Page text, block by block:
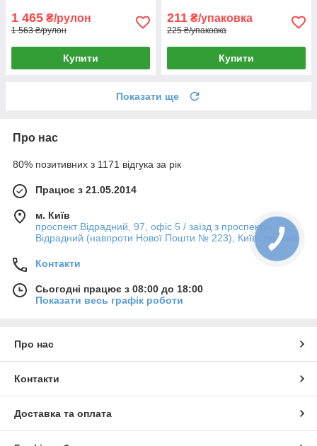
1 465 ₴/рулон
1 563 ₴/рулон
Купити
211 ₴/упаковка
225 ₴/упаковка
Купити
Показати ще
Про нас
80% позитивних з 1171 відгука за рік
Працює з 21.05.2014
м. Київ
проспект Відрадний, 97, офіс 5 / заїзд з проспекту
Відрадний (навпроти Нової Пошти № 223), Київ, Україна
Контакти
Сьогодні працює з 08:00 до 18:00
Показати весь графік роботи
Про нас
Контакти
Доставка та оплата